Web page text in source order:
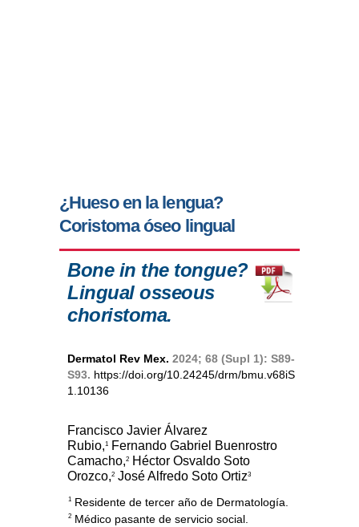
¿Hueso en la lengua?
Coristoma óseo lingual
Bone in the tongue?
Lingual osseous
choristoma.
Dermatol Rev Mex. 2024; 68 (Supl 1): S89-
S93. https://doi.org/10.24245/drm/bmu.v68iS
1.10136
Francisco Javier Álvarez
Rubio,1
Fernando Gabriel Buenrostro
Camacho,2
Héctor Osvaldo Soto
Orozco,2 José Alfredo Soto Ortiz3
1 Residente de tercer año de Dermatología.
2 Médico pasante de servicio social.